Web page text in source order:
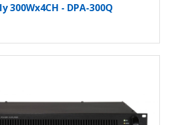
300Wx4CH - DPA-300Q